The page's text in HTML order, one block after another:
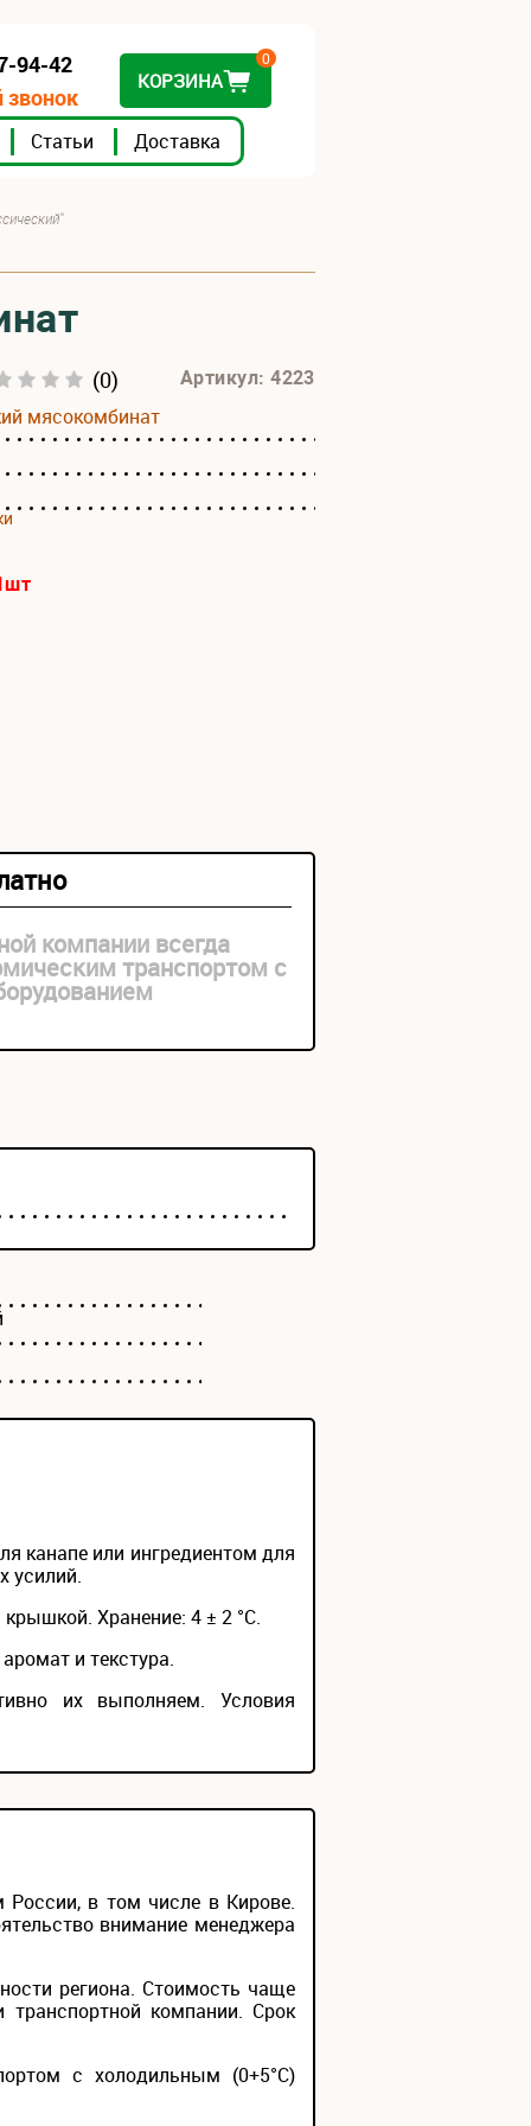
Статьи Доставка
94-42
КОРЗИНА
0
(0) Артикул: 4223
мясокомбинат
шт
компании всегда
транспортом с
канапе или ингредиентом для
усилий.
Хранение: 4 ± 2 °С.
и текстура.
их выполняем. Условия
в том числе в Кирове.
внимание менеджера
региона. Стоимость чаще
компании. Срок
с холодильным (0+5°С)